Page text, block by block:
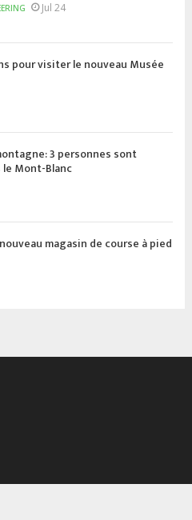
Jul 24
pour visiter le nouveau Musée
3 personnes sont
Mont-Blanc
magasin de course à pied